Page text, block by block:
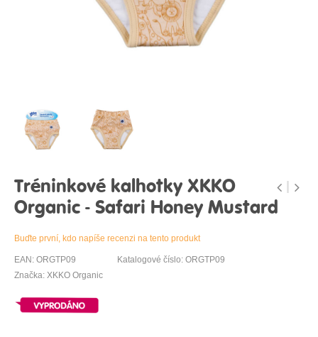
Tréninkové kalhotky XKKO
Organic - Safari Honey Mustard
Buďte první, kdo napíše recenzi na tento produkt
EAN: ORGTP09
Katalogové číslo: ORGTP09
Značka: XKKO Organic